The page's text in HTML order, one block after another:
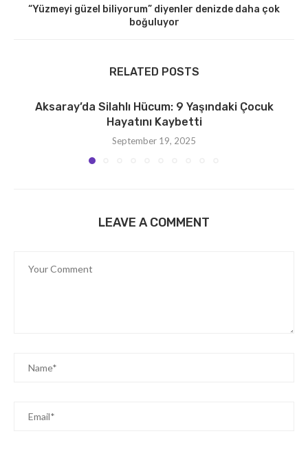
“Yüzmeyi güzel biliyorum” diyenler denizde daha çok
boğuluyor
RELATED POSTS
Aksaray’da Silahlı Hücum: 9 Yaşındaki Çocuk
Hayatını Kaybetti
September 19, 2025
LEAVE A COMMENT